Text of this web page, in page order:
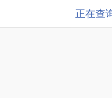
正在查